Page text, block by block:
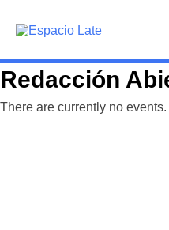
Redacción
There are currently no events.